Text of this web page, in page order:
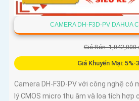
CAMERA DH-F3D-PV DAHUA
Giá Bán: 1,042,000
Giá Khuyến Mại: 5%-
Camera DH-F3D-PV với công nghệ có
lý CMOS micro thu âm và loa tích hợp